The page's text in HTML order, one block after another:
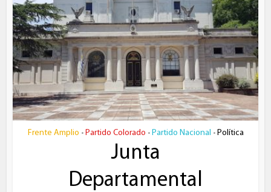
Frente Amplio • Partido Colorado • Partido Nacional • Política
Junta
Departamental